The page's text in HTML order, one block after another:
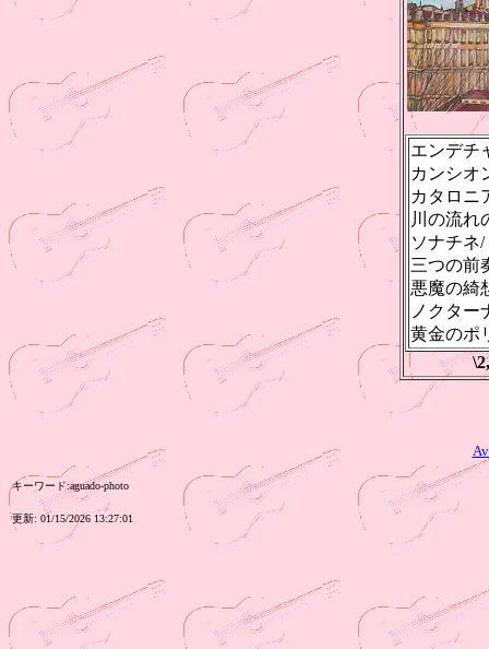
エンデチ
カンシオ
カタロニ
川の流れ
ソナチネ
三つの前
悪魔の綺
ノクター
黄金のポ
キーワード:aguado-photo
更新: 01/15/2026 13:27:01